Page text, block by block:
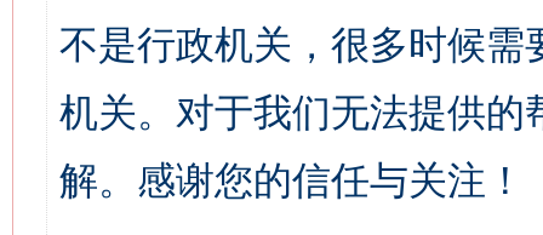
不是行政机关，很多时候
机关。对于我们无法提供
解。感谢您的信任与关注！